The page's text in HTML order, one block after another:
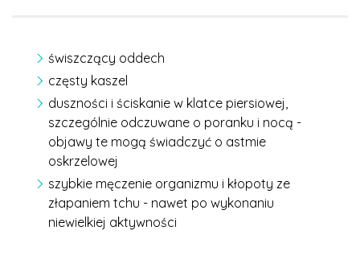
świszczący oddech
częsty kaszel
duszności i ściskanie w klatce piersiowej,
szczególnie odczuwane o poranku i nocą -
objawy te mogą świadczyć o astmie
oskrzelowej
szybkie męczenie organizmu i kłopoty ze
złapaniem tchu - nawet po wykonaniu
niewielkiej aktywności